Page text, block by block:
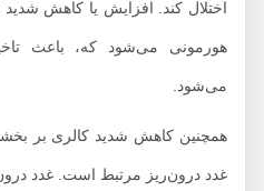
اختلال کند. افزایش یا کاهش شدید
هورمونی می‌شود که، باعث تاخیر
می‌شود.
همچنین کاهش شدید کالری بر بخشی از
غدد درون‌ریز مرتبط است. غدد درون